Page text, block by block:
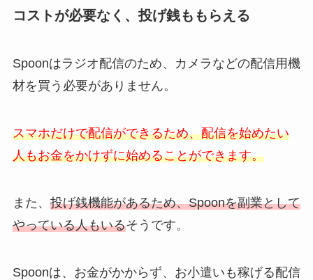
コストが必要なく、投げ銭ももらえる
Spoonはラジオ配信のため、カメラなどの配信用機
材を買う必要がありません。
スマホだけで配信ができるため、配信を始めたい
人もお金をかけずに始めることができます。
また、 投げ銭機能があるため、Spoonを副業として
やっている人もいるそうです。
Spoonは、お金がかからず、お小遣いも稼げる配信